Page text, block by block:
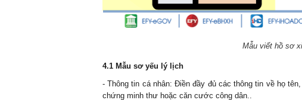
Mẫu viết hồ sơ
4.1 Mẫu sơ yếu lý lịch
- Thông tin cá nhân: Điền đầy đủ các thông tin về họ
chứng minh thư hoặc căn cước công dân..